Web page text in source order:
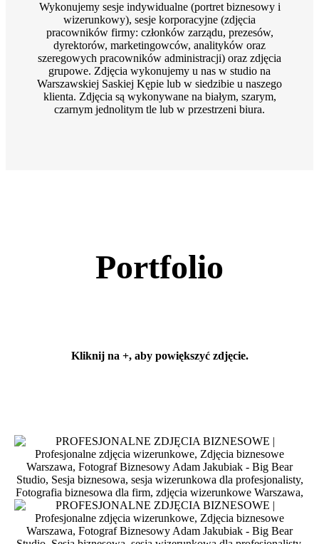
Wykonujemy sesje indywidualne (portret biznesowy i
wizerunkowy), sesje korporacyjne (zdjęcia
pracowników firmy: członków zarządu, prezesów,
dyrektorów, marketingowców, analityków oraz
szeregowych pracowników administracji) oraz zdjęcia
grupowe. Zdjęcia wykonujemy u nas w studio na
Warszawskiej Saskiej Kępie lub w siedzibie u naszego
klienta. Zdjęcia są wykonywane na białym, szarym,
czarnym jednolitym tle lub w przestrzeni biura.
Portfolio
Kliknij na +, aby powiększyć zdjęcie.